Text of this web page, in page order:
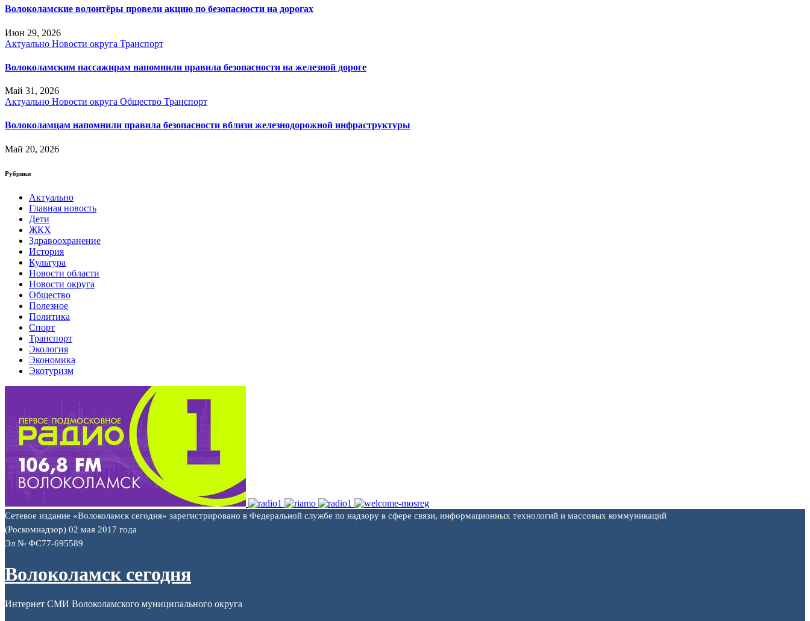
Волоколамские волонтёры провели акцию по безопасности на дорогах
Июн 29, 2026
Актуально Новости округа Транспорт
Волоколамским пассажирам напомнили правила безопасности на железной дороге
Май 31, 2026
Актуально Новости округа Общество Транспорт
Волоколамцам напомнили правила безопасности вблизи железнодорожной инфраструктуры
Май 20, 2026
Рубрики
Актуально
Главная новость
Дети
ЖКХ
Здравоохранение
История
Культура
Новости области
Новости округа
Общество
Полезное
Политика
Спорт
Транспорт
Экология
Экономика
Экотуризм
Сетевое издание «Волоколамск сегодня» зарегистрировано в Федеральной службе по надзору в сфере связи, информационных технологий и массовых коммуникаций
(Роскомнадзор) 02 мая 2017 года
Эл № ФС77-695589
Волоколамск сегодня
Интернет СМИ Волоколамского муниципального округа